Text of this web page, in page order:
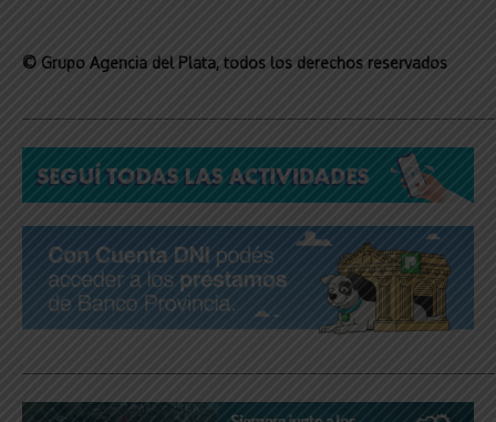
© Grupo Agencia del Plata, todos los derechos reservados